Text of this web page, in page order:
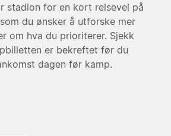
stadion for en kort reisevei på
du ønsker å utforske mer
om hva du prioriterer. Sjekk
er bekreftet før du
dagen før kamp.